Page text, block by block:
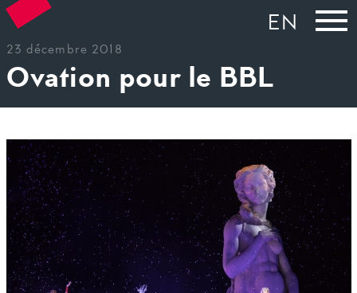
EN
23 décembre 2018
Ovation pour le BBL